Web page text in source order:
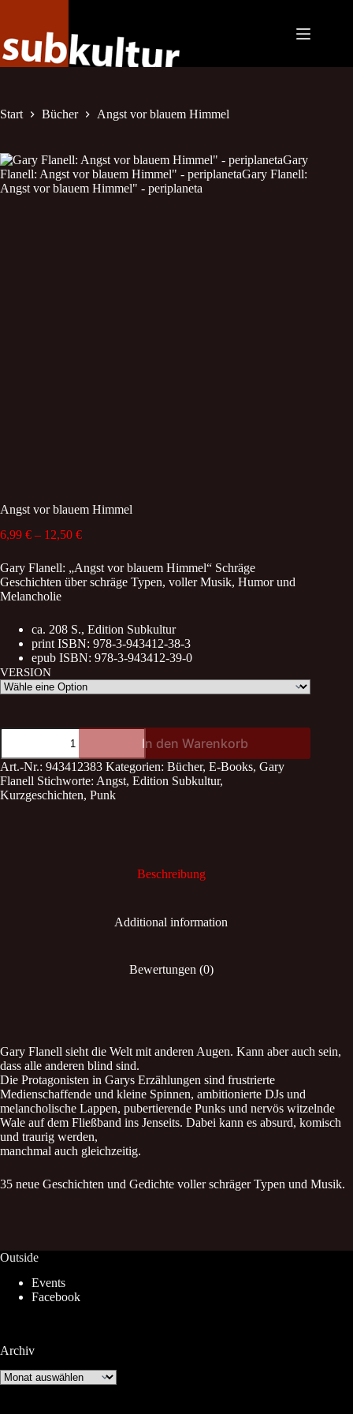
Start Bücher Angst vor blauem Himmel
Angst vor blauem Himmel
6,99 € – 12,50 €Price
6,99 €
through
12,50 €
Gary Flanell: „Angst vor blauem Himmel“ Schräge
Geschichten über schräge Typen, voller Musik, Humor und
Melancholie
ca. 208 S., Edition Subkultur
print ISBN: 978-3-943412-38-3
epub ISBN: 978-3-943412-39-0
VERSION
Angst
blauem
Himmel
quantity
In den Warenkorb
Art.-Nr.: 943412383 Kategorien: Bücher, E-Books, Gary
Flanell Stichworte: Angst, Edition Subkultur,
Kurzgeschichten, Punk
Beschreibung
Additional information
Bewertungen (0)
Gary Flanell sieht die Welt mit anderen Augen. Kann aber auch sein,
dass alle anderen blind sind.
Die Protagonisten in Garys Erzählungen sind frustrierte
Medienschaffende und kleine Spinnen, ambitionierte DJs und
melancholische Lappen, pubertierende Punks und nervös witzelnde
Wale auf dem Fließband ins Jenseits. Dabei kann es absurd, komisch
und traurig werden,
manchmal auch gleichzeitig.
35 neue Geschichten und Gedichte voller schräger Typen und Musik.
Outside
Events
Facebook
Archiv
Archiv